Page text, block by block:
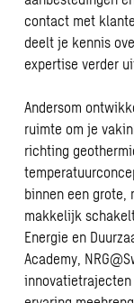
contact met
deelt je kennis
expertise verder
Andersom
ruimte om je
richting
binnen een
makkelijk
Energie en
Academy,